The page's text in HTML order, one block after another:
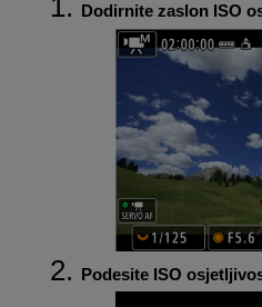
Dodirnite zaslon ISO
Podesite ISO